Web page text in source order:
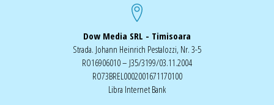
Dow Media SRL - Timisoara
Strada. Johann Heinrich Pestalozzi, Nr. 3-5
RO16906010 – J35/3199/03.11.2004
RO73BREL0002001671170100
Libra Internet Bank